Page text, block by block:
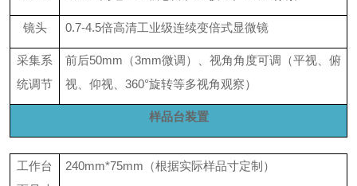
镜头 0.7-4.5倍高清工业级连续变倍式显微镜
采集系
统调节
前后50mm（3mm微调）、视角角度可调（平视、俯
视、仰视、360°旋转等多视角观察）
样品台装置
工作台
240mm*75mm（根据实际样品寸定制 ）